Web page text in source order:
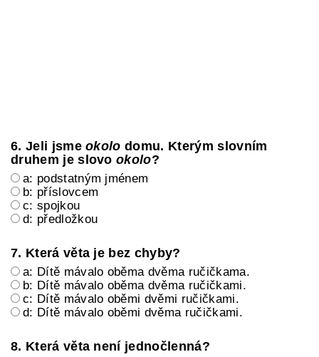
6. Jeli jsmeokolo domu. Kterým slovním
druhem je slovookolo?
a: podstatným jménem
b: příslovcem
c: spojkou
d: předložkou
7. Která věta je bez chyby?
a: Dítě mávalo oběma dvěma ručičkama.
b: Dítě mávalo oběma dvěma ručičkami.
c: Dítě mávalo oběmi dvěmi ručičkami.
d: Dítě mávalo oběmi dvěma ručičkami.
8. Která věta není jednočlenná?